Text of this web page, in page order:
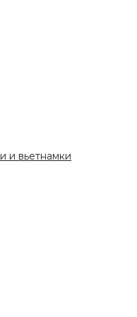
и вьетнамки